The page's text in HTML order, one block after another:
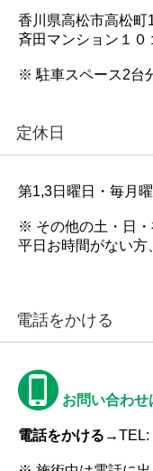
香川県高松市高松町
斉田マンション１０
※ 駐車スペース2台
定休日
第1,3日曜日・毎月曜
※ その他の土・日・
平日お時間がない方
電話をかける
お問い合わせ
電話をかける→TEL: